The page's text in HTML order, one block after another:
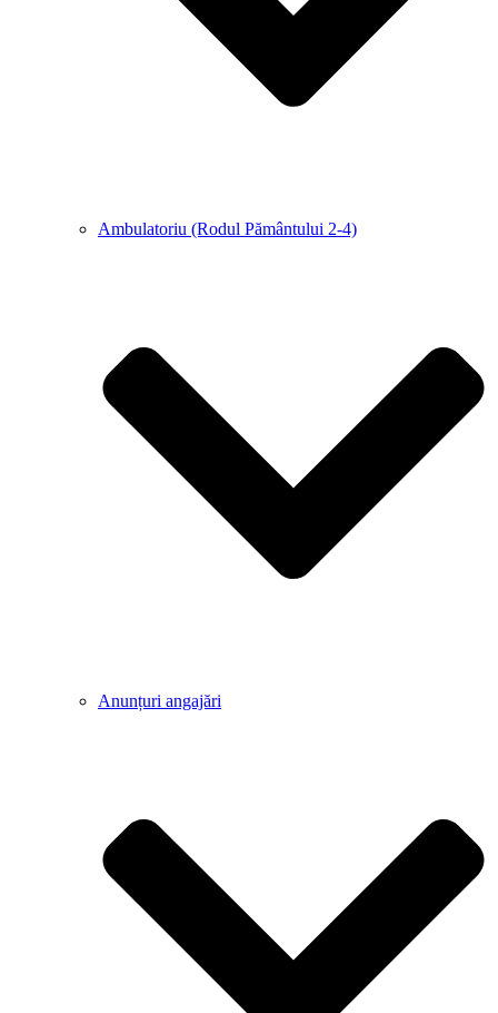
Ambulatoriu (Rodul Pământului 2-4)
Anunțuri angajări